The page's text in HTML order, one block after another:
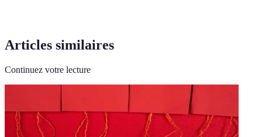
Articles similaires
Continuez votre lecture